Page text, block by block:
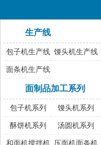
生产线
包子机生产线 馒头机生产线
面条机生产线
面制品加工系列
包子机系列 馒头机系列
酥饼机系列 汤圆机系列
和面机搅拌机 压面机面条机